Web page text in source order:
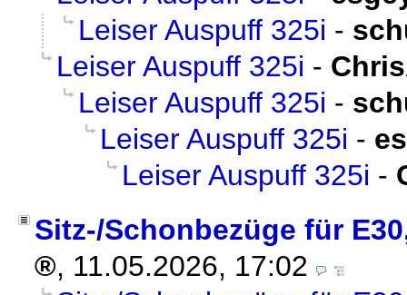
Leiser Auspuff 325i -
Leiser Auspuff 325i -
Leiser Auspuff 325i -
Leiser Auspuff 325i -
Leiser Auspuff 325i -
Sitz-/Schonbezüge für
, 11.05.2026, 17:02